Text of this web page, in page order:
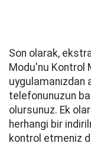
Son olarak,
Modu'nu Kontrol
uygulamanızdan
telefonunuzun
olursunuz. Ek
herhangi bir
kontrol etmeniz